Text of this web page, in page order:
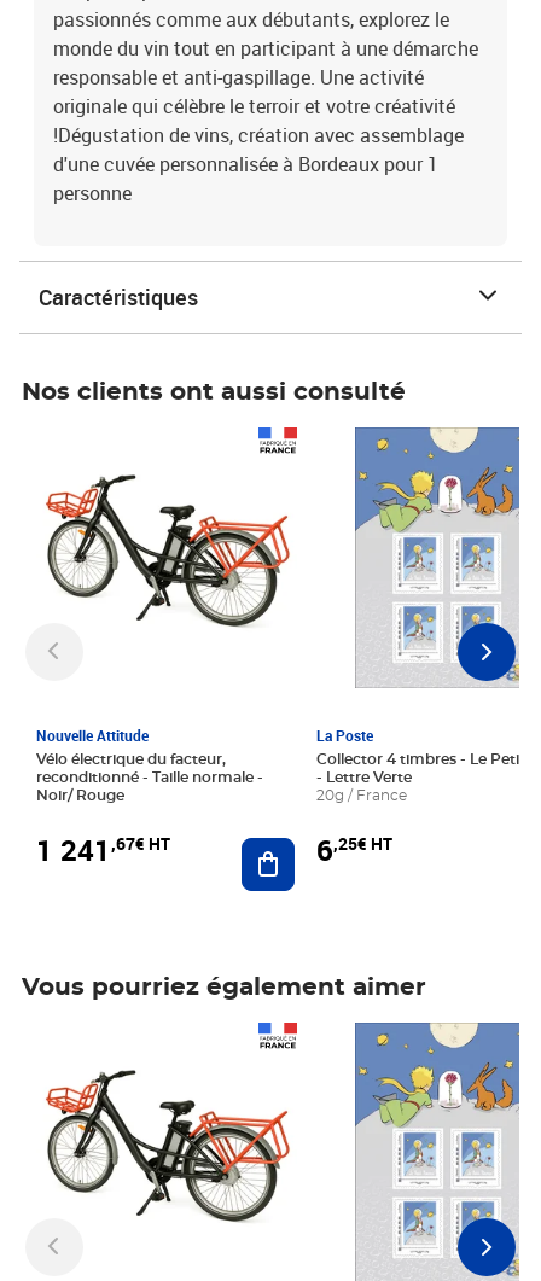
passionnés comme aux débutants, explorez le
monde du vin tout en participant à une démarche
responsable et anti-gaspillage. Une activité
originale qui célèbre le terroir et votre créativité
!Dégustation de vins, création avec assemblage
d'une cuvée personnalisée à Bordeaux pour 1
personne
Caractéristiques
Nos clients ont aussi consulté
Nouvelle Attitude
Vélo électrique du facteur,
reconditionné - Taille normale -
Noir/ Rouge
1 241 ,67€ HT Ajouter au panier
La Poste
Collector 4 timbres - Le Petit
- Lettre Verte
20g / France
6,25€ HT
Prix 6,25€ HT
Vous pourriez également aimer
Prix 6,25€ HT